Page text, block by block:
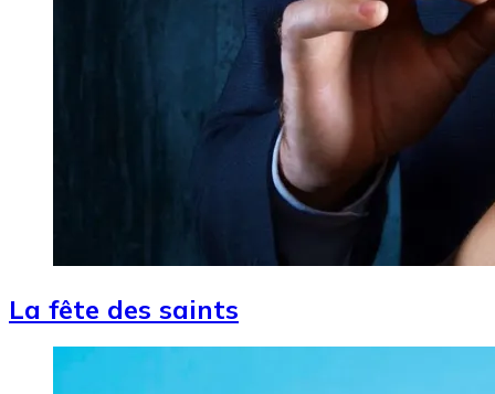
La fête des saints